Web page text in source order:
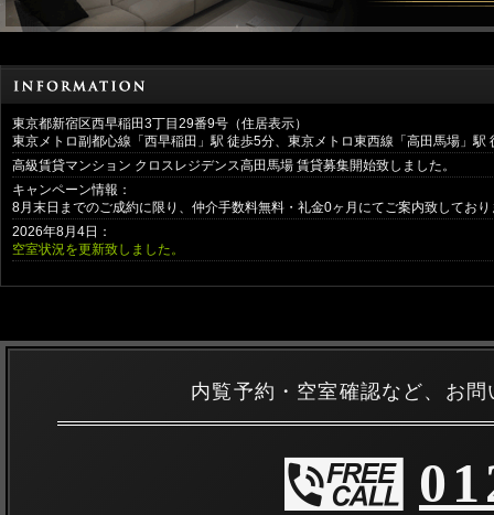
東京都新宿区西早稲田3丁目29番9号（住居表示）
東京メトロ副都心線「西早稲田」駅 徒歩5分、東京メトロ東西線「高田馬場」駅
高級賃貸マンション クロスレジデンス高田馬場 賃貸募集開始致しました。
キャンペーン情報：
8月末日までのご成約に限り、 仲介手数料無料・礼金0ヶ月 にてご案内致しており
2026年8月4日：
空室状況を更新致しました。
内覧予約・空室確認など、お